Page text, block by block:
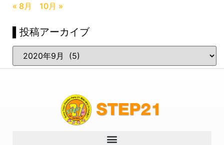
« 8月 10月 »
▌投稿アーカイブ